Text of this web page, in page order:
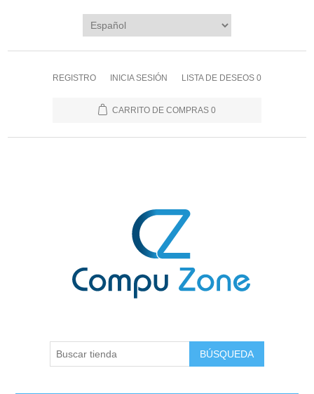
REGISTRO INICIA SESIÓN LISTA DE DESEOS 0
CARRITO DE COMPRAS 0
BÚSQUEDA